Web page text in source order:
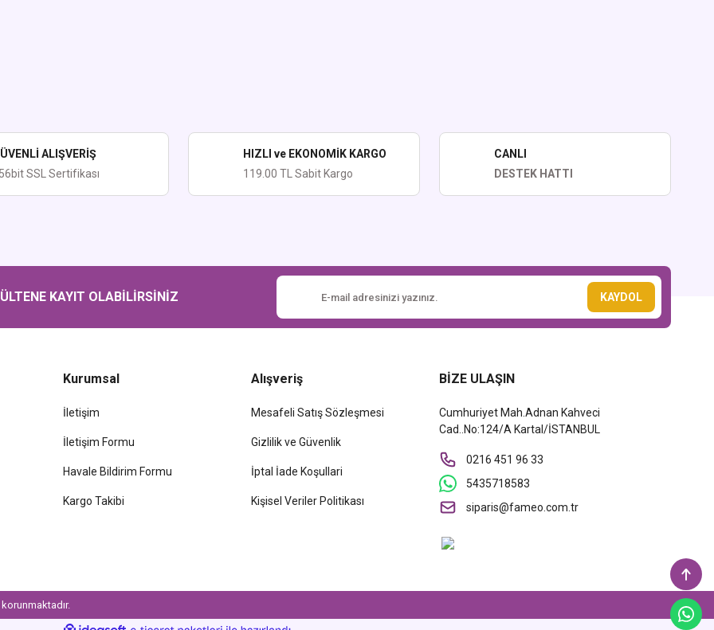
ALIŞVERİŞ
SSL Sertifikası
HIZLI ve EKONOMİK KARGO
119.00 TL Sabit Kargo
CANLI
DESTEK HATTI
KAYIT OLABİLİRSİNİZ KAYDOL
Kurumsal
İletişim
İletişim Formu
Havale Bildirim Formu
Kargo Takibi
Alışveriş
Mesafeli Satış Sözleşmesi
Gizlilik ve Güvenlik
İptal İade Koşullari
Kişisel Veriler Politikası
BİZE ULAŞIN
Cumhuriyet Mah.Adnan Kahveci
Cad..No:124/A Kartal/İSTANBUL
0216 451 96 33
5435718583
siparis@fameo.com.tr